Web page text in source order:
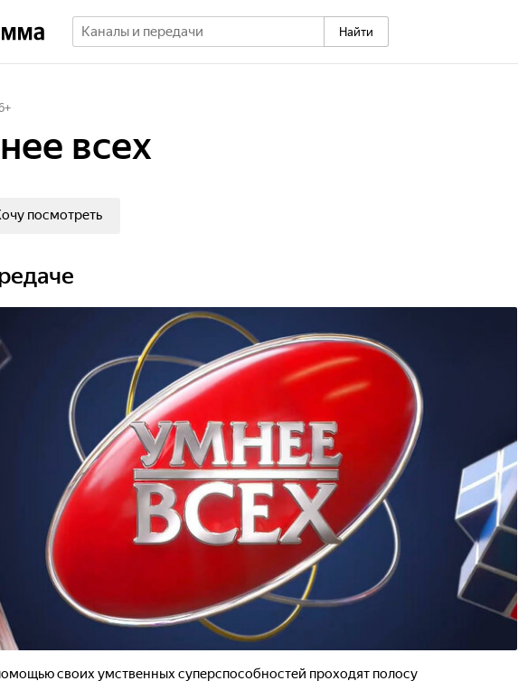
Найти
+
всех
посмотреть
своих умственных суперспособностей проходят полосу